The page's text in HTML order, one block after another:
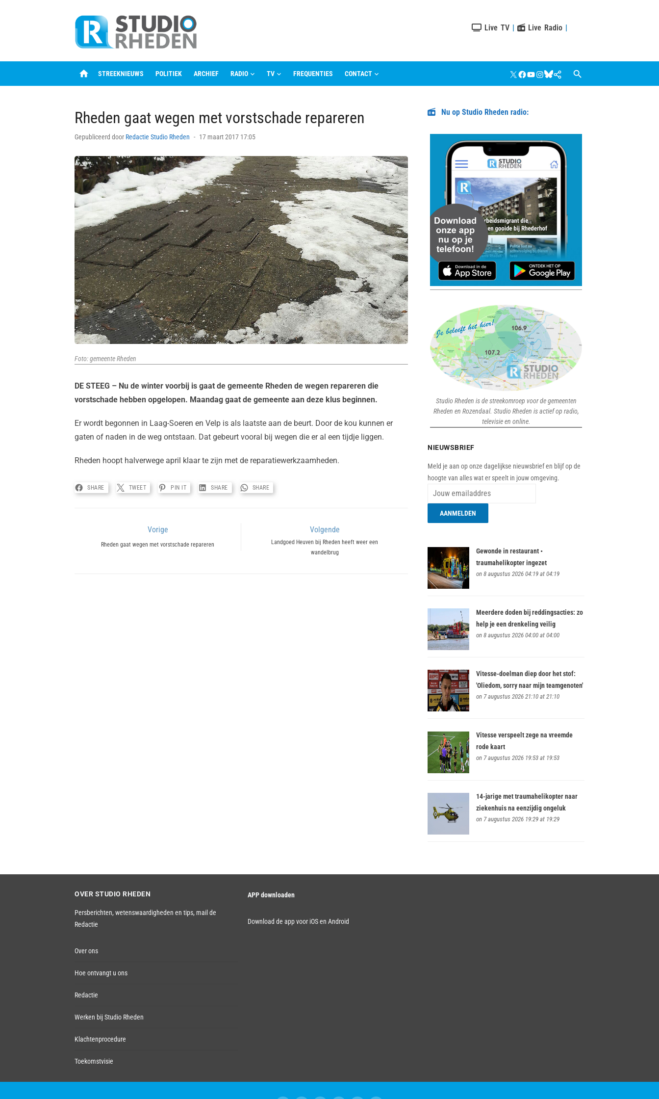
Live TV | Live Radio |
home STREEKNIEUWS POLITIEK ARCHIEF RADIO TV FREQUENTIES CONTACT X Facebook
YouTube
Instagram
Bluesky
Google
Nieuws
Rheden gaat wegen met vorstschade repareren
Gepubliceerd door Redactie Studio Rheden
Posted
17 maart 2017 17:05
Foto: gemeente Rheden
DE STEEG – Nu de winter voorbij is gaat de gemeente Rheden de wegen repareren die
vorstschade hebben opgelopen. Maandag gaat de gemeente aan deze klus beginnen.
Er wordt begonnen in Laag-Soeren en Velp is als laatste aan de beurt. Door de kou kunnen er
gaten of naden in de weg ontstaan. Dat gebeurt vooral bij wegen die er al een tijdje liggen.
Rheden hoopt halverwege april klaar te zijn met de reparatiewerkzaamheden.
SHARE TWEET PIN IT SHARE SHARE
navigatie
Vorige
Previous
Rheden gaat wegen met vorstschade repareren
Volgende
NextLandgoed Heuven bij Rheden heeft weer een
wandelbrug
Nu op Studio Rheden radio:
Studio Rheden is de streekomroep voor de gemeenten
Rheden en Rozendaal. Studio Rheden is actief op radio,
televisie en online.
NIEUWSBRIEF
Meld je aan op onze dagelijkse nieuwsbrief en blijf op de
hoogte van alles wat er speelt in jouw omgeving.
Gewonde in restaurant •
traumahelikopter ingezet
on 8 augustus 2026 04:19 at 04:19
Meerdere doden bij reddingsacties: zo
help je een drenkeling veilig
on 8 augustus 2026 04:00 at 04:00
Vitesse-doelman diep door het stof:
'Oliedom, sorry naar mijn teamgenoten'
on 7 augustus 2026 21:10 at 21:10
Vitesse verspeelt zege na vreemde
rode kaart
on 7 augustus 2026 19:53 at 19:53
14-jarige met traumahelikopter naar
ziekenhuis na eenzijdig ongeluk
on 7 augustus 2026 19:29 at 19:29
OVER STUDIO RHEDEN
Persberichten, wetenswaardigheden en tips, mail de
Redactie
Over ons
Hoe ontvangt u ons
Redactie
Werken bij Studio Rheden
Klachtenprocedure
Toekomstvisie
APP downloaden
Download de app voor iOS en Android